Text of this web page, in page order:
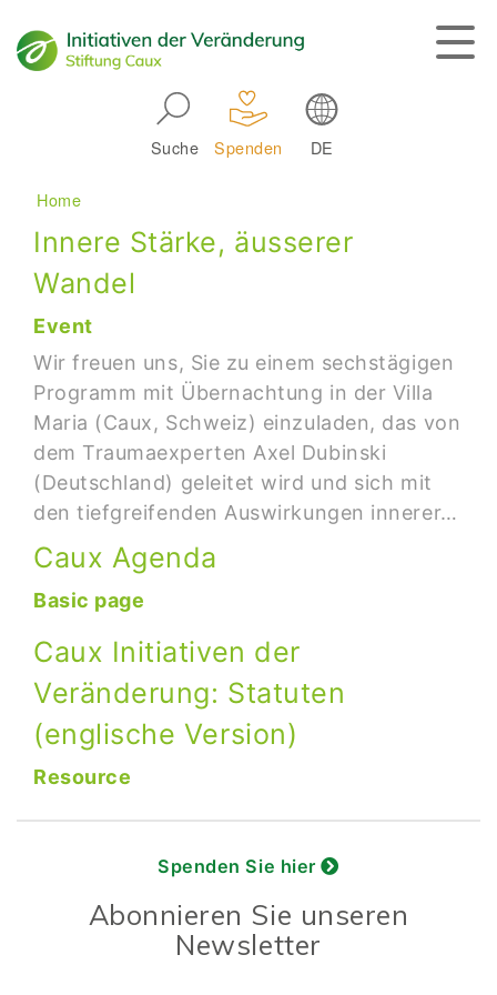
Suche Spenden DE
Main navigation
Breadcrumb
Home
Innere Stärke, äusserer
Wandel
Event
Wir freuen uns, Sie zu einem sechstägigen
Programm mit Übernachtung in der Villa
Maria (Caux, Schweiz) einzuladen, das von
dem Traumaexperten Axel Dubinski
(Deutschland) geleitet wird und sich mit
den tiefgreifenden Auswirkungen innerer…
Caux Agenda
Basic page
Caux Initiativen der
Veränderung: Statuten
(englische Version)
Resource
Spenden Sie hier
Abonnieren Sie unseren
Newsletter